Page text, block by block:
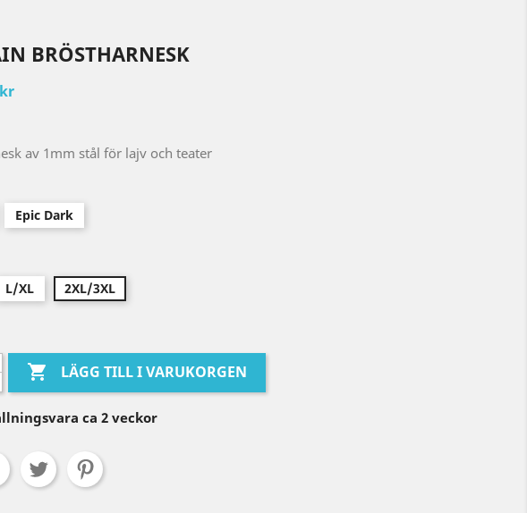
BRÖSTHARNESK
av 1mm stål för lajv och teater
Epic Dark
L/XL 2XL/3XL
 LÄGG TILL I VARUKORGEN
ca 2 veckor